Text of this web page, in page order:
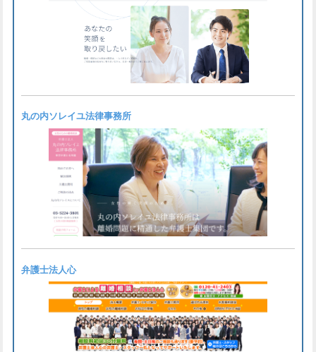
丸の内ソレイユ法律事務所
弁護士法人心